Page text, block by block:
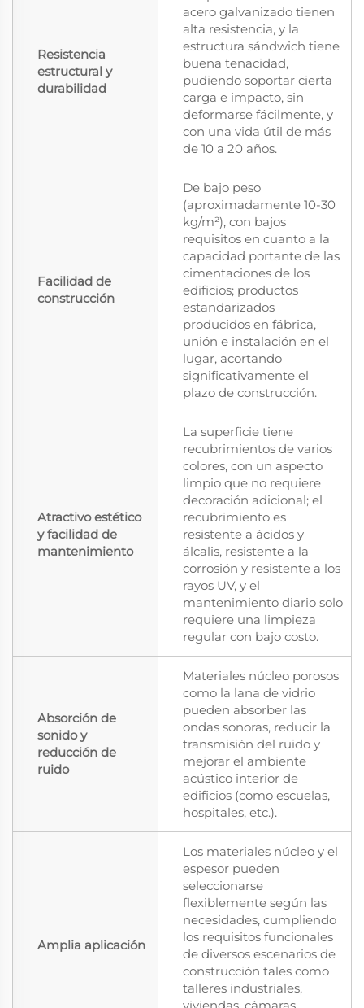
Resistencia
estructural y
durabilidad
acero galvanizado tienen
alta resistencia, y la
estructura sándwich tiene
buena tenacidad,
pudiendo soportar cierta
carga e impacto, sin
deformarse fácilmente, y
con una vida útil de más
de 10 a 20 años.
Facilidad de
construcción
De bajo peso
(aproximadamente 10-30
kg/m²), con bajos
requisitos en cuanto a la
capacidad portante de las
cimentaciones de los
edificios; productos
estandarizados
producidos en fábrica,
unión e instalación en el
lugar, acortando
significativamente el
plazo de construcción.
Atractivo estético
y facilidad de
mantenimiento
La superficie tiene
recubrimientos de varios
colores, con un aspecto
limpio que no requiere
decoración adicional; el
recubrimiento es
resistente a ácidos y
álcalis, resistente a la
corrosión y resistente a los
rayos UV, y el
mantenimiento diario solo
requiere una limpieza
regular con bajo costo.
Absorción de
sonido y
reducción de
ruido
Materiales núcleo porosos
como la lana de vidrio
pueden absorber las
ondas sonoras, reducir la
transmisión del ruido y
mejorar el ambiente
acústico interior de
edificios (como escuelas,
hospitales, etc.).
Amplia aplicación
Los materiales núcleo y el
espesor pueden
seleccionarse
flexiblemente según las
necesidades, cumpliendo
los requisitos funcionales
de diversos escenarios de
construcción tales como
talleres industriales,
viviendas, cámaras